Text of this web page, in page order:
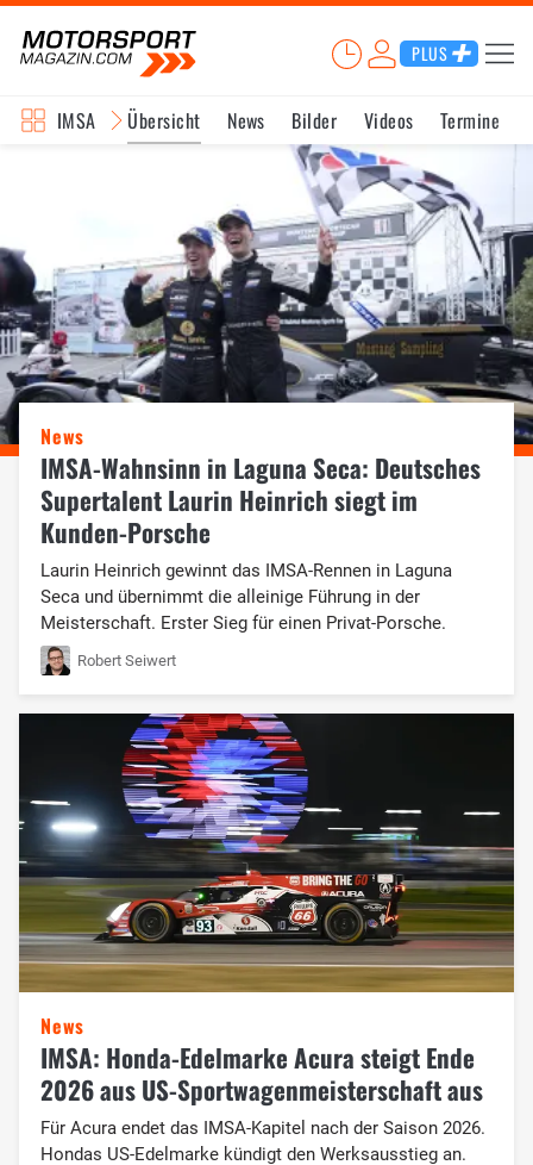
PLUS
IMSA Übersicht News Bilder Videos Termine
News
IMSA-Wahnsinn in Laguna Seca: Deutsches
Supertalent Laurin Heinrich siegt im
Kunden-Porsche
Laurin Heinrich gewinnt das IMSA-Rennen in Laguna
Seca und übernimmt die alleinige Führung in der
Meisterschaft. Erster Sieg für einen Privat-Porsche.
Robert Seiwert
News
IMSA: Honda-Edelmarke Acura steigt Ende
2026 aus US-Sportwagenmeisterschaft aus
Für Acura endet das IMSA-Kapitel nach der Saison 2026.
Hondas US-Edelmarke kündigt den Werksausstieg an.